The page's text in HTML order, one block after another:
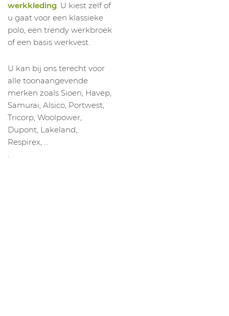
werkkleding. U kiest zelf of
u gaat voor een klassieke
polo, een trendy werkbroek
of een basis werkvest.
U kan bij ons terecht voor
alle toonaangevende
merken zoals Sioen, Havep,
Samurai, Alsico, Portwest,
Tricorp, Woolpower,
Dupont, Lakeland,
Respirex, …